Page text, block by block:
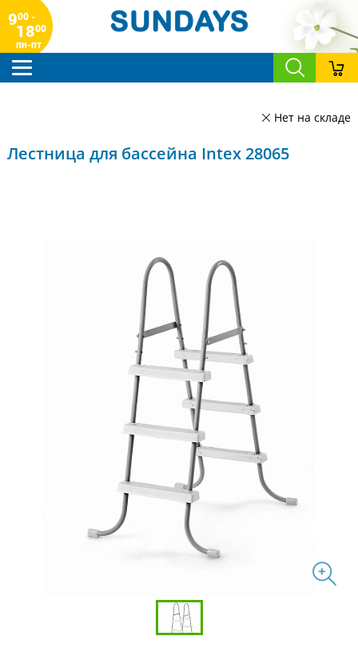
900 -
1800
пн-пт
Нет на складе
Лестница для бассейна Intex 28065